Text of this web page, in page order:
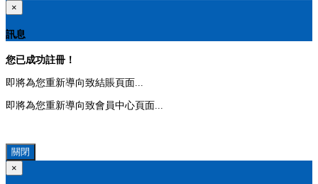
×
訊息
您已成功註冊！
即將為您重新導向致結賬頁面...
即將為您重新導向致會員中心頁面...
關閉
×